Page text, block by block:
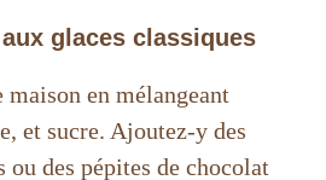
glaces classiques
maison en mélangeant
et sucre. Ajoutez-y des
des pépites de chocolat